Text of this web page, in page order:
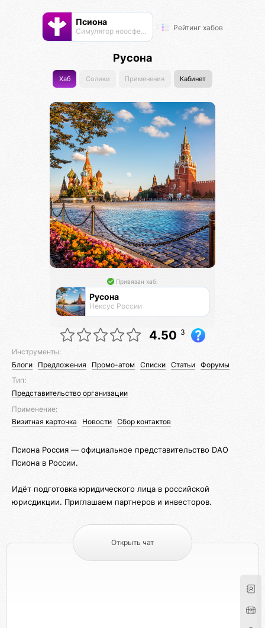
Псиона
Cимулятор ноосферы Рейтинг хабов
Русона
Хаб Солики Применения Кабинет
Привязан хаб:
Русона
Нексус России
4.50 3
Инструменты:
Блоги
Предложения Промо-атом Списки Статьи Форумы
Тип:
Представительство организации
Применение:
Визитная карточка
Новости Сбор контактов
Псиона Россия — официальное представительство DAO
Псиона в России.
Идёт подготовка юридического лица в российской
юрисдикции. Приглашаем партнеров и инвесторов.
Открыть чат